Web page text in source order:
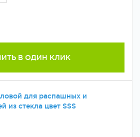
В ОДИН КЛИК
для распашных и
из стекла цвет SSS